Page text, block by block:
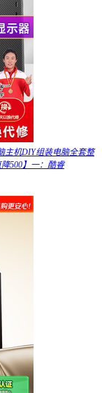
主机DIY组装电脑全套整
500】一：酷睿